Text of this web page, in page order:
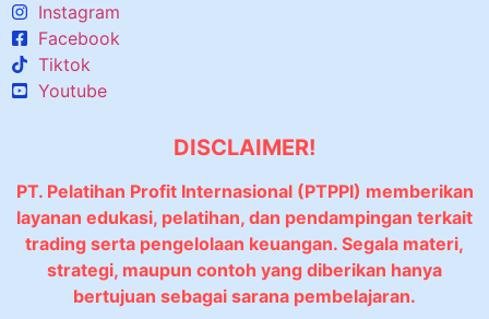
Instagram
Facebook
Tiktok
Youtube
DISCLAIMER!
PT. Pelatihan Profit Internasional (PTPPI) memberikan
layanan edukasi, pelatihan, dan pendampingan terkait
trading serta pengelolaan keuangan. Segala materi,
strategi, maupun contoh yang diberikan hanya
bertujuan sebagai sarana pembelajaran.